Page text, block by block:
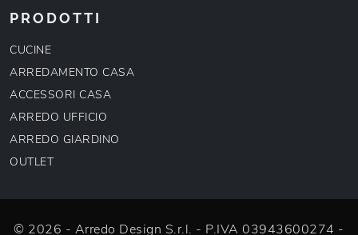
PRODOTTI
CUCINE
ARREDAMENTO CASA
ACCESSORI CASA
ARREDO UFFICIO
ARREDO GIARDINO
OUTLET
© 2026 - Arredo Design S.r.l. - P.IVA 03943600274 -